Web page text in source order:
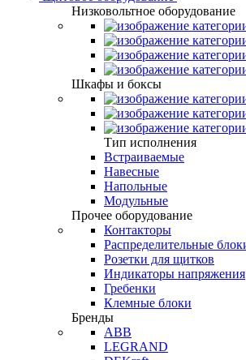
Низковольтное оборудование
Шкафы и боксы
Тип исполнения
Встраиваемые
Навесные
Напольные
Модульные
Прочее оборудование
Контакторы
Распределительные
Розетки для щитков
Индикаторы напряжения
Гребенки
Клемные блоки
Бренды
ABB
LEGRAND